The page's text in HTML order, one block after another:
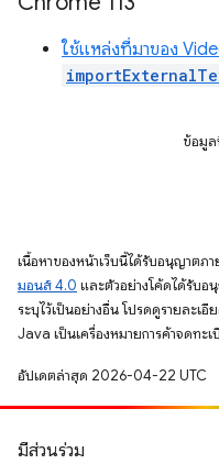
ใช้แหล่งที่มาของ
ข้อมูล
เนื้อหาของหน้าเว็บนี้ได้รับอนุญาตภา
มอนส์ 4.0 และตัวอย่างโค้ดได้รับอ
ระบุไว้เป็นอย่างอื่น โปรดดูรายละเอี
Java เป็นเครื่องหมายการค้าจดท
อัปเดตล่าสุด 2026-04-22 UTC
มีส่วนร่วม